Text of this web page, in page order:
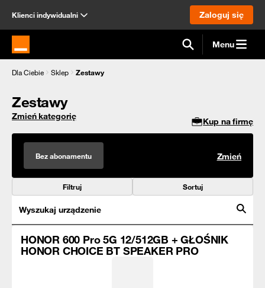
Klienci indywidualni Zaloguj się
Strona główna Orange.pl Menu
Dla Ciebie Sklep Zestawy
Zestawy
Zmień kategorię Kup na firmę
Bez abonamentu Zmień
Filtruj Sortuj
Wyszukaj urządzenie
HONOR 600 Pro 5G 12/512GB + GŁOŚNIK
HONOR CHOICE BT SPEAKER PRO